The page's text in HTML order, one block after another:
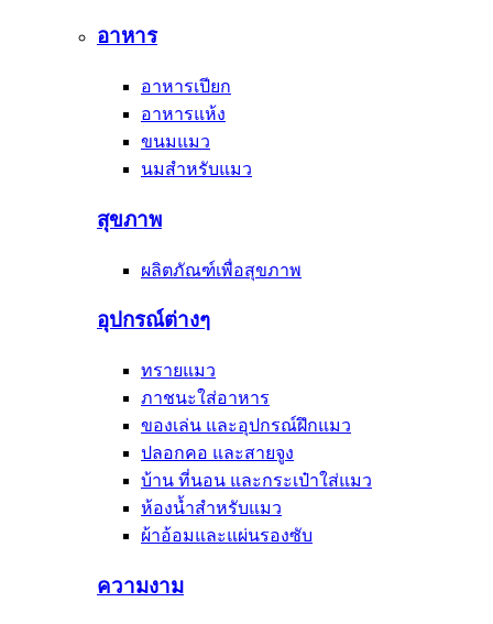
อาหาร
อาหารเปียก
อาหารแห้ง
ขนมแมว
นมสำหรับแมว
สุขภาพ
ผลิตภัณฑ์เพื่อสุขภาพ
อุปกรณ์ต่างๆ
ทรายแมว
ภาชนะใส่อาหาร
ของเล่น และอุปกรณ์ฝึกแมว
ปลอกคอ และสายจูง
บ้าน ที่นอน และกระเป๋าใส่แมว
ห้องน้ำสำหรับแมว
ผ้าอ้อมและแผ่นรองซับ
ความงาม